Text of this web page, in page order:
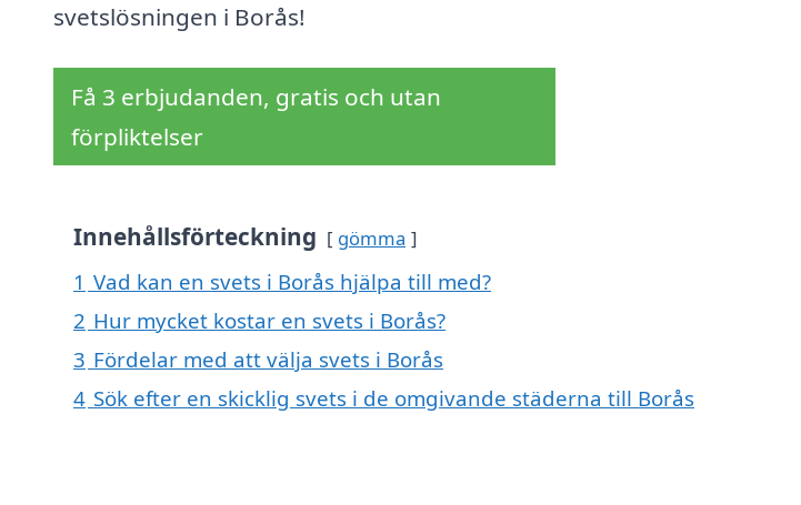
svetslösningen i Borås!
Få 3 erbjudanden, gratis och utan
förpliktelser
Innehållsförteckning gömma
1 Vad kan en svets i Borås hjälpa till med?
2 Hur mycket kostar en svets i Borås?
3 Fördelar med att välja svets i Borås
4 Sök efter en skicklig svets i de omgivande städerna till Borås